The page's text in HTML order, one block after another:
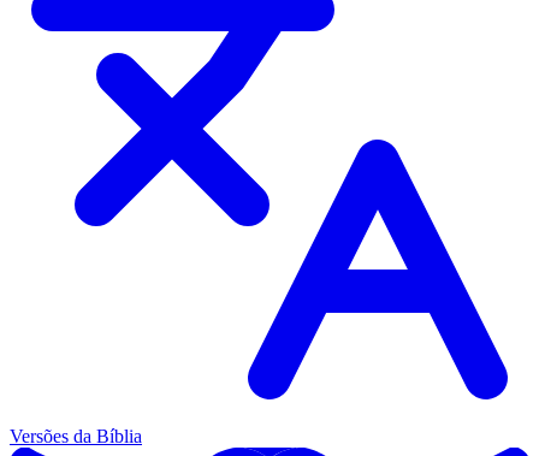
Versões da Bíblia